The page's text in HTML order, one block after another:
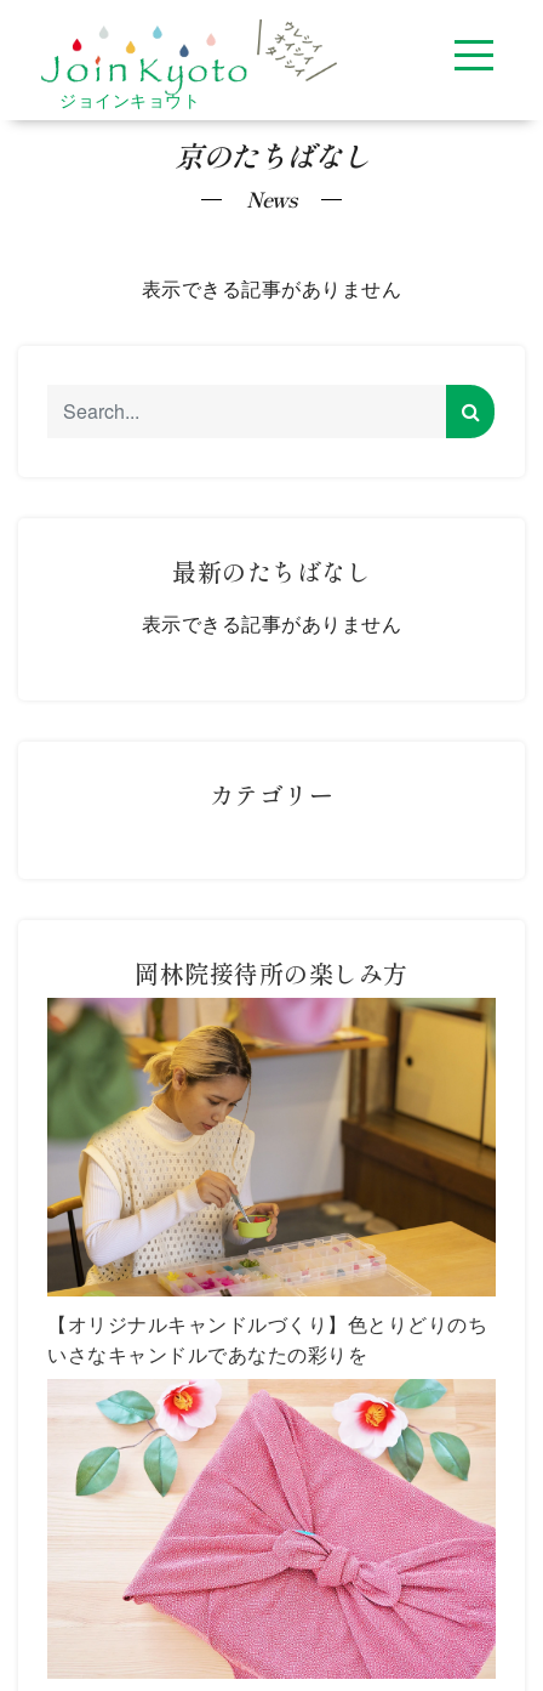
ジョインキョウト
京のたちばなし
News
表示できる記事がありません
最新のたちばなし
表示できる記事がありません
カテゴリー
岡林院接待所の楽しみ方
【オリジナルキャンドルづくり】色とりどりのち
いさなキャンドルであなたの彩りを